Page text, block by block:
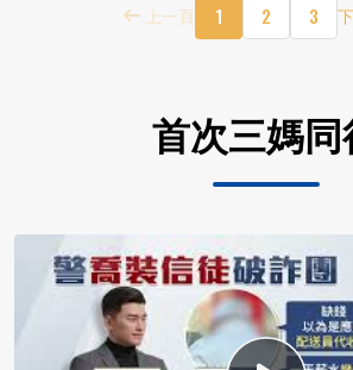
上一頁 1 2 3
首次三媽同